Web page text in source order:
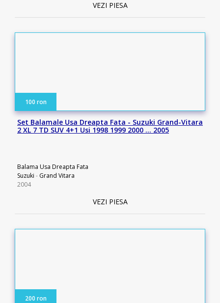
VEZI PIESA
100 ron
Set Balamale Usa Dreapta Fata - Suzuki Grand-Vitara
2 XL 7 TD SUV 4+1 Usi 1998 1999 2000 … 2005
Balama Usa Dreapta Fata
Suzuki - Grand Vitara
2004
VEZI PIESA
200 ron